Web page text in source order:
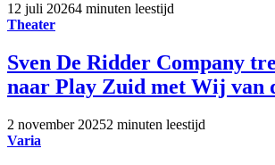
12 juli 20264 minuten leestijd
Theater
Sven De Ridder Company
naar Play Zuid met Wij van
2 november 20252 minuten leestijd
Varia